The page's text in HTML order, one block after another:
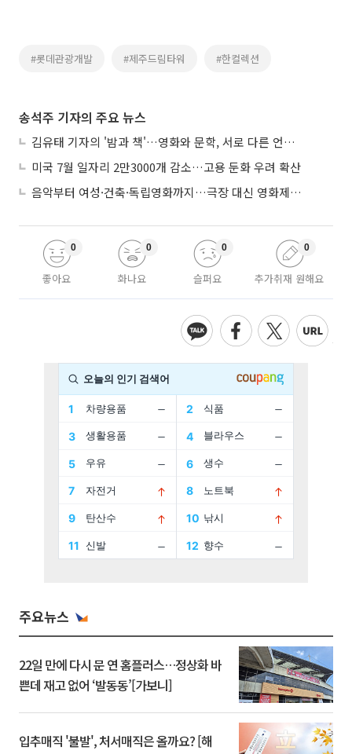
#롯데관광개발 #제주드림타워 #한컬렉션
송석주 기자의 주요 뉴스
김유태 기자의 '밤과 책'…영화와 문학, 서로 다른 언어를 읽다
미국 7월 일자리 2만3000개 감소…고용 둔화 우려 확산
음악부터 여성·건축·독립영화까지…극장 대신 영화제로 즐기는 스크린 여행
좋아요
0
화나요
0
슬퍼요
0
추가취재 원해요
0
주요뉴스
22일 만에 다시 문 연 홈플러스…정상화 바
쁜데 재고 없어 ‘발동동’[가보니]
입추매직 '불발', 처서매직은 올까요? [해